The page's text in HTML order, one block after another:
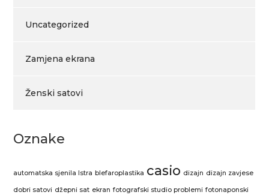
Uncategorized
Zamjena ekrana
Ženski satovi
Oznake
automatska sjenila Istra blefaroplastika casio dizajn dizajn zavjese
dobri satovi džepni sat ekran fotografski studio problemi fotonaponski